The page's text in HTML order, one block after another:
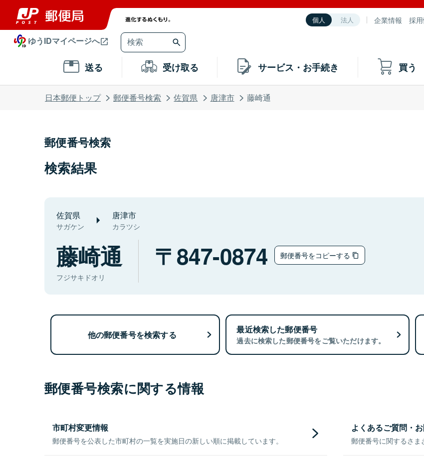
個人 法人 企業情報 採
ゆうIDマイページへ
送る 受け取る サービス・お手続き 買う
日本郵便トップ 郵便番号検索 佐賀県 唐津市 藤崎通
郵便番号検索
検索結果
佐賀県
サガケン
唐津市
カラツシ
藤崎通
フジサキドオリ
847-0874 郵便番号をコピーする
他の郵便番号を検索する 最近検索した郵便番号
過去に検索した郵便番号をご覧いただけます。
郵便番号検索に関する情報
市町村変更情報
郵便番号を公表した市町村の一覧を実施日の新しい順に掲載しています。
よくあるご質問・
郵便番号に関するさま